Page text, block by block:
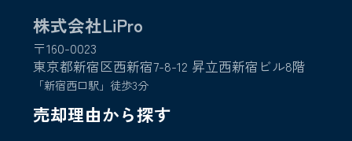
株式会社LiPro
〒160-0023
東京都新宿区西新宿7-8-12 昇立西新宿ビル8階
「新宿西口駅」徒歩3分
売却理由から探す